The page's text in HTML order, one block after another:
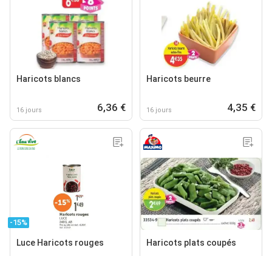
Haricots blancs
16 jours 6,36 €
Haricots beurre
16 jours 4,35 €
-15%
Luce Haricots rouges Haricots plats coupés